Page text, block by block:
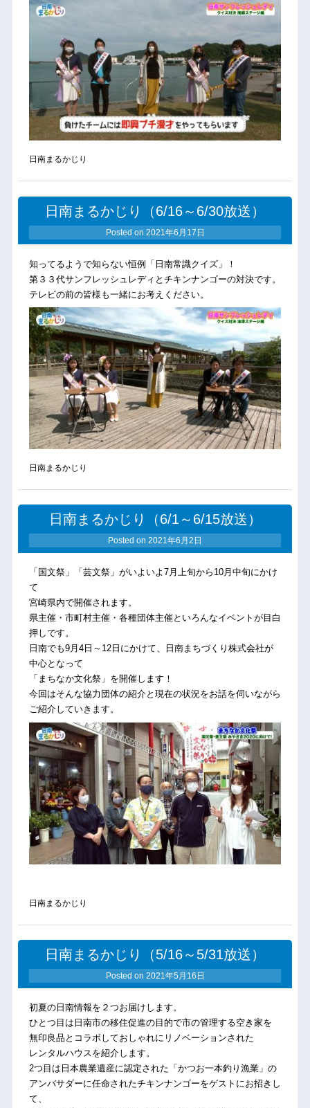
日南まるかじり
日南まるかじり（6/16～6/30放送）
Posted on 2021年6月17日
知ってるようで知らない恒例「日南常識クイズ」！
第３３代サンフレッシュレディとチキンナンゴーの対決です。
テレビの前の皆様も一緒にお考えください。
日南まるかじり
日南まるかじり（6/1～6/15放送）
Posted on 2021年6月2日
「国文祭」「芸文祭」がいよいよ7月上旬から10月中旬にかけ
て
宮崎県内で開催されます。
県主催・市町村主催・各種団体主催といろんなイベントが目白
押しです。
日南でも9月4日～12日にかけて、日南まちづくり株式会社が
中心となって
「まちなか文化祭」を開催します！
今回はそんな協力団体の紹介と現在の状況をお話を伺いながら
ご紹介していきます。
日南まるかじり
日南まるかじり（5/16～5/31放送）
Posted on 2021年5月16日
初夏の日南情報を２つお届けします。
ひとつ目は日南市の移住促進の目的で市の管理する空き家を
無印良品とコラボしておしゃれにリノベーションされた
レンタルハウスを紹介します。
2つ目は日本農業遺産に認定された「かつお一本釣り漁業」の
アンバサダーに任命されたチキンナンゴーをゲストにお招きし
て、